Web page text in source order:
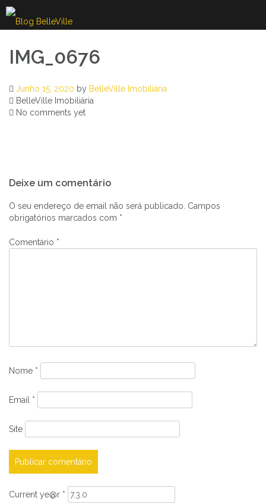
Skip
to
content
IMG_0676
Junho 15, 2020 by BelleVille Imobiliária
BelleVille Imobiliária
No comments yet
de
artigos
Deixe um comentário
O seu endereço de email não será publicado. Campos
obrigatórios marcados com *
Comentário *
Nome *
Email *
Site
Current ye@r *